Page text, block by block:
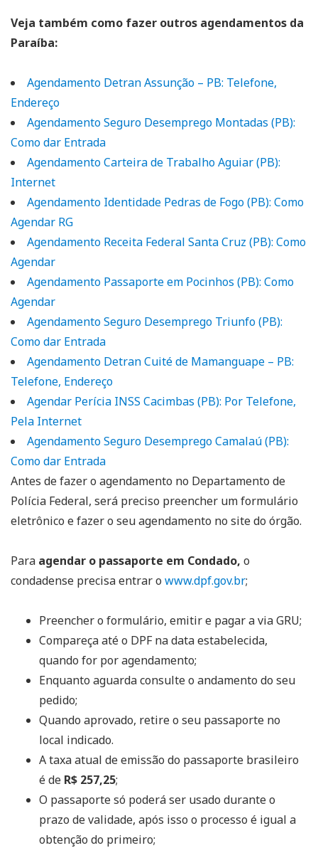
Veja também como fazer outros agendamentos da
Paraíba:
Agendamento Detran Assunção – PB: Telefone,
Endereço
Agendamento Seguro Desemprego Montadas (PB):
Como dar Entrada
Agendamento Carteira de Trabalho Aguiar (PB):
Internet
Agendamento Identidade Pedras de Fogo (PB): Como
Agendar RG
Agendamento Receita Federal Santa Cruz (PB): Como
Agendar
Agendamento Passaporte em Pocinhos (PB): Como
Agendar
Agendamento Seguro Desemprego Triunfo (PB):
Como dar Entrada
Agendamento Detran Cuité de Mamanguape – PB:
Telefone, Endereço
Agendar Perícia INSS Cacimbas (PB): Por Telefone,
Pela Internet
Agendamento Seguro Desemprego Camalaú (PB):
Como dar Entrada
Antes de fazer o agendamento no Departamento de
Polícia Federal, será preciso preencher um formulário
eletrônico e fazer o seu agendamento no site do órgão.
Para agendar o passaporte em Condado, o
condadense precisa entrar o www.dpf.gov.br;
Preencher o formulário, emitir e pagar a via GRU;
Compareça até o DPF na data estabelecida,
quando for por agendamento;
Enquanto aguarda consulte o andamento do seu
pedido;
Quando aprovado, retire o seu passaporte no
local indicado.
A taxa atual de emissão do passaporte brasileiro
é de R$ 257,25;
O passaporte só poderá ser usado durante o
prazo de validade, após isso o processo é igual a
obtenção do primeiro;